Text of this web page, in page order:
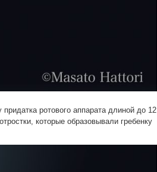
ротового аппарата длиной до 12
которые образовывали гребенку